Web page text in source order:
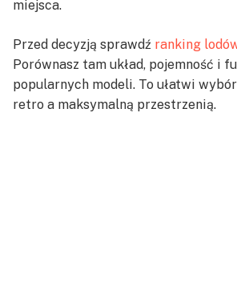
miejsca.
Przed decyzją sprawdź ranking
Porównasz tam układ, pojemność i
popularnych modeli. To ułatwi
retro a maksymalną przestrzenią.